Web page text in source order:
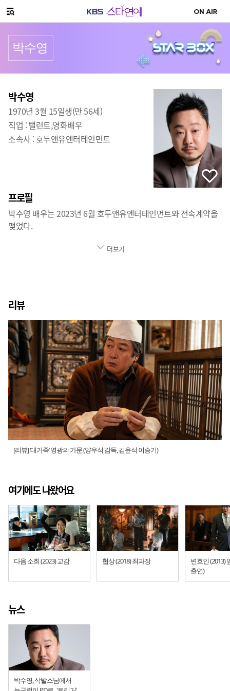
메뉴 열기
박수영
프로필
박수영
1970년 3월 15일생(만 56세)
직업 :탤런트,영화배우
소속사 : 호두앤유엔터테인먼트
프로필
박수영 배우는 2023년 6월 호두앤유엔터테인먼트와 전속계약을
맺었다.
더보기
리뷰
[리뷰] ‘대가족’ 영광의 가문 (양우석 감독, 김윤석 이승기)
여기에도 나왔어요
다음 소희 (2023) 교감 협상 (2018) 최과장
변호인 (2013)
출연)
뉴스
박수영, 삭발스님에서